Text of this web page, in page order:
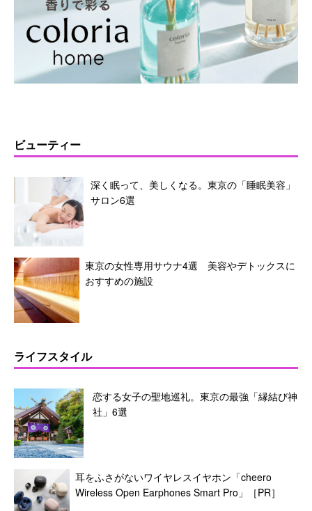
ビューティー
深く眠って、美しくなる。東京の「睡眠美容」
サロン6選
東京の女性専用サウナ4選 美容やデトックスに
おすすめの施設
ライフスタイル
恋する女子の聖地巡礼。東京の最強「縁結び神
社」6選
耳をふさがないワイヤレスイヤホン「cheero
Wireless Open Earphones Smart Pro」［PR］